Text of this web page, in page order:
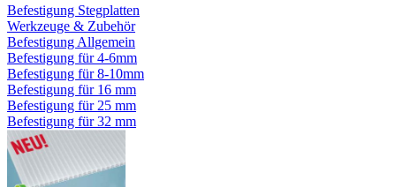
Befestigung Stegplatten
Werkzeuge & Zubehör
Befestigung Allgemein
Befestigung für 4-6mm
Befestigung für 8-10mm
Befestigung für 16 mm
Befestigung für 25 mm
Befestigung für 32 mm